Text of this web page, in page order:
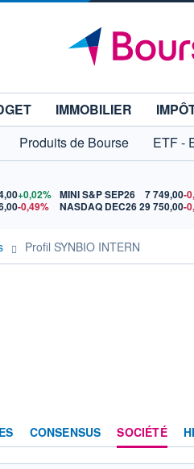
IMMOBILIER
Produits de Bourse ETF -
+0,02%
-0,49%
MINI S&P SEP26 7 749,00-
NASDAQ DEC2629 750,00-
Profil SYNBIO INTERN
CONSENSUS SOCIÉTÉ